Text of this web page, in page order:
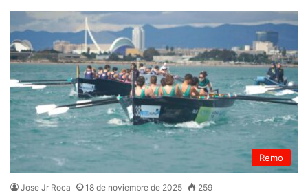
Remo
Jose Jr Roca 18 de noviembre de 2025 259